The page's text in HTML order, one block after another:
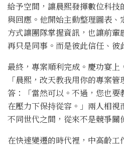
給予空間，讓晨熙發揮數位科
與回應。他開始主動整理圖表
方式讓團隊掌握資訊，也讓前
再只是同事。而是彼此信任、彼
最終，專案順利完成。慶功宴上
「晨熙，改天教我用你的專案
答：「當然可以。不過，您也
在壓力下保持從容。」兩人相視
不同世代之間，從來不是競爭關
在快速變遷的時代裡，中高齡